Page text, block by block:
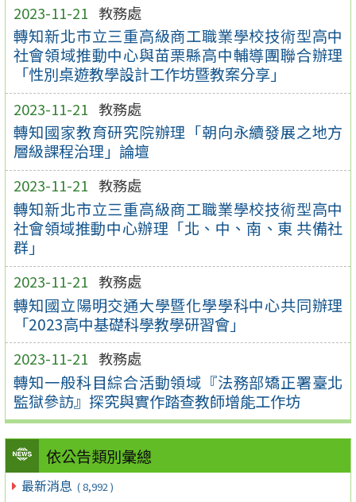
2023-11-21 教務處
轉知新北市立三重高級商工職業學校技術型高中
社會領域推動中心與苗栗縣高中輔導團聯合辦理
「性別桌遊教學設計工作坊暨教案分享」
2023-11-21 教務處
轉知國家教育研究院辦理「朝向永續發展之地方
層級課程治理」論壇
2023-11-21 教務處
轉知新北市立三重高級商工職業學校技術型高中
社會領域推動中心辦理「北、中、南、東 共備社
群」
2023-11-21 教務處
轉知國立陽明交通大學暨化學學科中心共同辦理
「2023高中基礎科學教學研習會」
2023-11-21 教務處
轉知一般科目綜合活動領域『法務部矯正署臺北
監獄參訪』探究與實作踏查教師增能工作坊
依公告類別彙總
最新消息 ( 8,992 )